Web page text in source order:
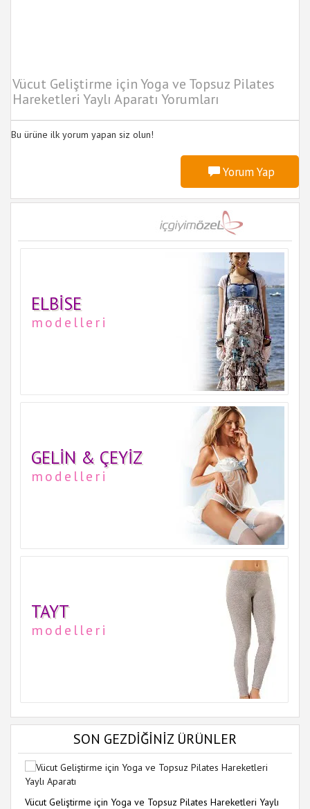
Vücut Geliştirme için Yoga ve Topsuz Pilates
Hareketleri Yaylı Aparatı Yorumları
Bu ürüne ilk yorum yapan siz olun!
Yorum Yap
ELBISE
modelleri
GELIN & ÇEYIZ
modelleri
TAYT
modelleri
SON GEZDİĞİNİZ ÜRÜNLER
Vücut Geliştirme için Yoga ve Topsuz Pilates Hareketleri Yaylı